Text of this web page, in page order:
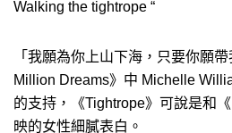
Walking the tightrope “
「我願為你上山下海，只要你願
Million Dreams》中 Michelle
的支持，《Tightrope》可說是和
映的女性細膩表白。